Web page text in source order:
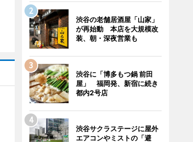
渋谷の老舗居酒屋「山家」
が再始動 本店を大規模改
装、朝・深夜営業も
渋谷に「博多もつ鍋 前田
屋」 福岡発、新宿に続き
都内2号店
渋谷サクラステージに屋外
エアコンやミストの「避